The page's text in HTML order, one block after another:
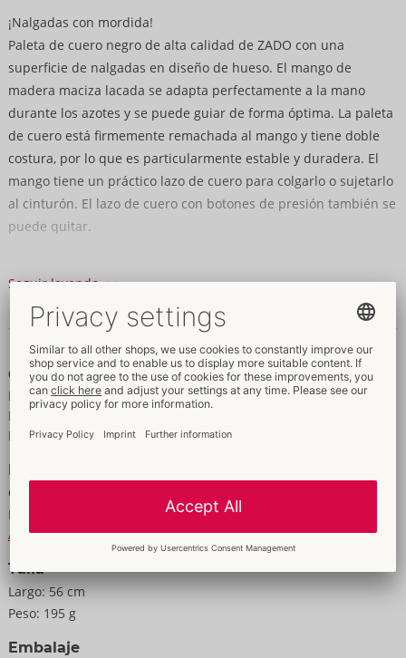
¡Nalgadas con mordida!
Paleta de cuero negro de alta calidad de ZADO con una
superficie de nalgadas en diseño de hueso. El mango de
madera maciza lacada se adapta perfectamente a la mano
durante los azotes y se puede guiar de forma óptima. La paleta
de cuero está firmemente remachada al mango y tiene doble
costura, por lo que es particularmente estable y duradera. El
mango tiene un práctico lazo de cuero para colgarlo o sujetarlo
al cinturón. El lazo de cuero con botones de presión también se
puede quitar.
Seguir leyendo
Datos y propiedades
Características
Para mujer
Para hombre
De cuero auténtico
Datos
Color:
Material:
A la información material
Talla
Largo: 56 cm
Peso: 195 g
Embalaje